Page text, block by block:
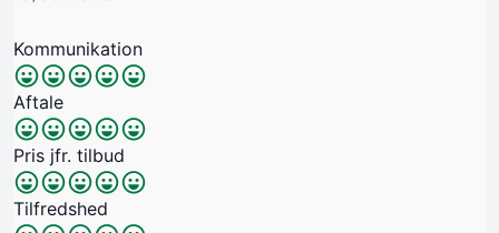
Kommunikation
Aftale
Pris jfr. tilbud
Tilfredshed